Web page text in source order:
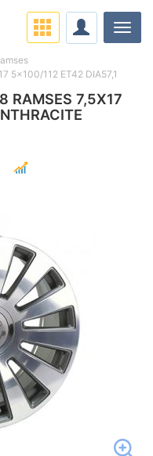
RAMSES 7,5X17
5x100/112 ET42 DIA57,1